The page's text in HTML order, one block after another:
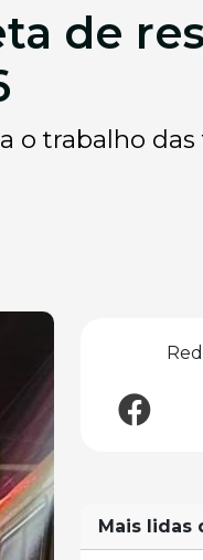
de
o trabalho das
Mais lidas